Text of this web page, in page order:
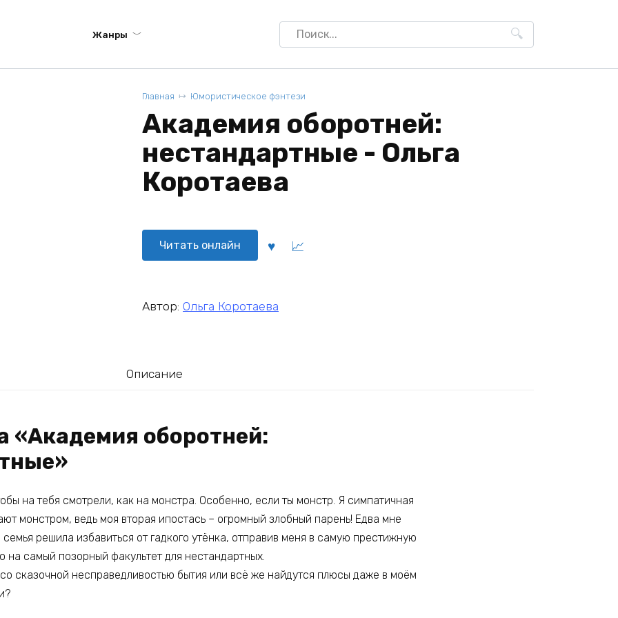
Жанры
Search
for:
Главная Юмористическое фэнтези
Академия оборотней:
нестандартные - Ольга
Коротаева
Читать онлайн
Автор: Ольга Коротаева
Описание
«Академия оборотней:
на тебя смотрели, как на монстра. Особенно, если ты монстр. Я симпатичная
монстром, ведь моя вторая ипостась – огромный злобный парень! Едва мне
семья решила избавиться от гадкого утёнка, отправив меня в самую престижную
на самый позорный факультет для нестандартных.
сказочной несправедливостью бытия или всё же найдутся плюсы даже в моём